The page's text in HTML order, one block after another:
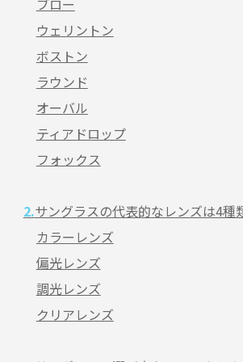
ウェリントン
ボストン
ラウンド
オーバル
ティアドロップ
フォックス
2.サングラスの代表的なレンズは4種
カラーレンズ
偏光レンズ
調光レンズ
クリアレンズ